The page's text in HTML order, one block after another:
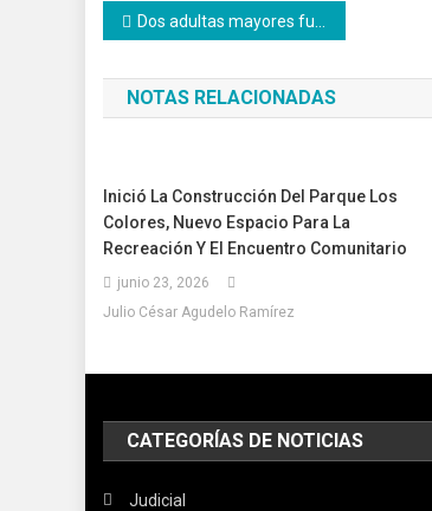
Navegación
de
entradas
Dos adultas mayores fueron asesinadas
NOTAS RELACIONADAS
Inició La Construcción Del Parque Los
Colores, Nuevo Espacio Para La
Recreación Y El Encuentro Comunitario
junio 23, 2026
Julio César Agudelo Ramírez
CATEGORÍAS DE NOTICIAS
Judicial